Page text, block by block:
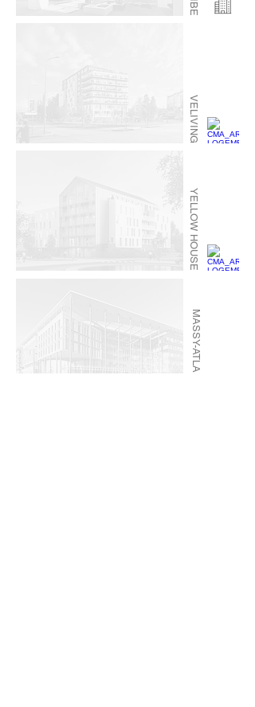
VELIVING
YELLOW HOUSE
MASSY-ATLANTIS